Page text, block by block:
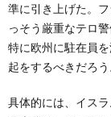
準に引き上げた。
っそう厳重なテロ
特に欧州に駐在員
起をするべきだろう
具体的には、イス